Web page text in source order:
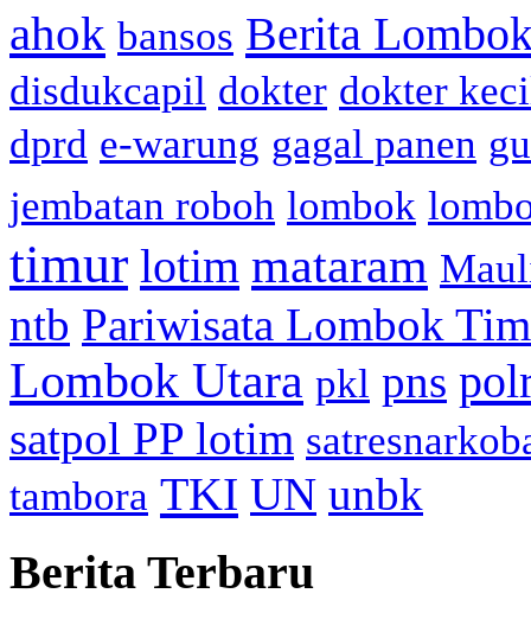
ahok bansos Berita
disdukcapil dokter dokter
dprd e-warung gagal panen
jembatan roboh lombok
timur lotim mataram
ntb Pariwisata Lombok
Lombok Utara pkl pns
satpol PP lotim
tambora TKI UN unbk
Berita Terbaru